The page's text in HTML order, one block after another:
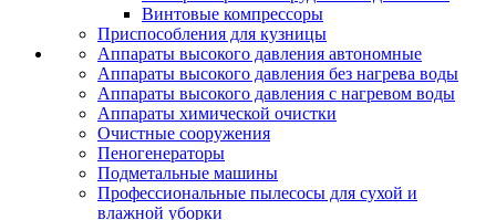
Винтовые компрессоры
Приспособления для кузницы
Аппараты высокого давления автономные
Аппараты высокого давления без нагрева воды
Аппараты высокого давления с нагревом воды
Аппараты химической очистки
Очистные сооружения
Пеногенераторы
Подметальные машины
Профессиональные пылесосы для сухой и
влажной уборки